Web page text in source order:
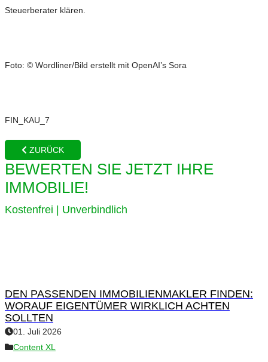
Steuerberater klären.
Foto: © Wordliner/Bild erstellt mit OpenAI’s Sora
FIN_KAU_7
ZURÜCK
BEWERTEN SIE JETZT IHRE
IMMOBILIE!
Kostenfrei | Unverbindlich
DEN PASSENDEN IMMOBILIENMAKLER FINDEN:
WORAUF EIGENTÜMER WIRKLICH ACHTEN
SOLLTEN
01. Juli 2026
Content XL